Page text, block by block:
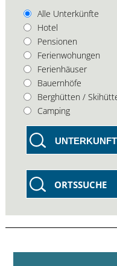
Alle Unterkünfte
Hotel
Pensionen
Ferienwohungen
Ferienhäuser
Bauernhöfe
Berghütten /
Camping
ORTSSUCHE